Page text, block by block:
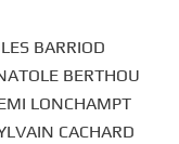
BARRIOD
BERTHOU
LONCHAMPT
CACHARD